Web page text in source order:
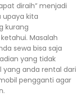
diraih” menjadi
upaya kita
kurang
Masalah
sewa bisa saja
yang tidak
anda rental dari
pengganti agar